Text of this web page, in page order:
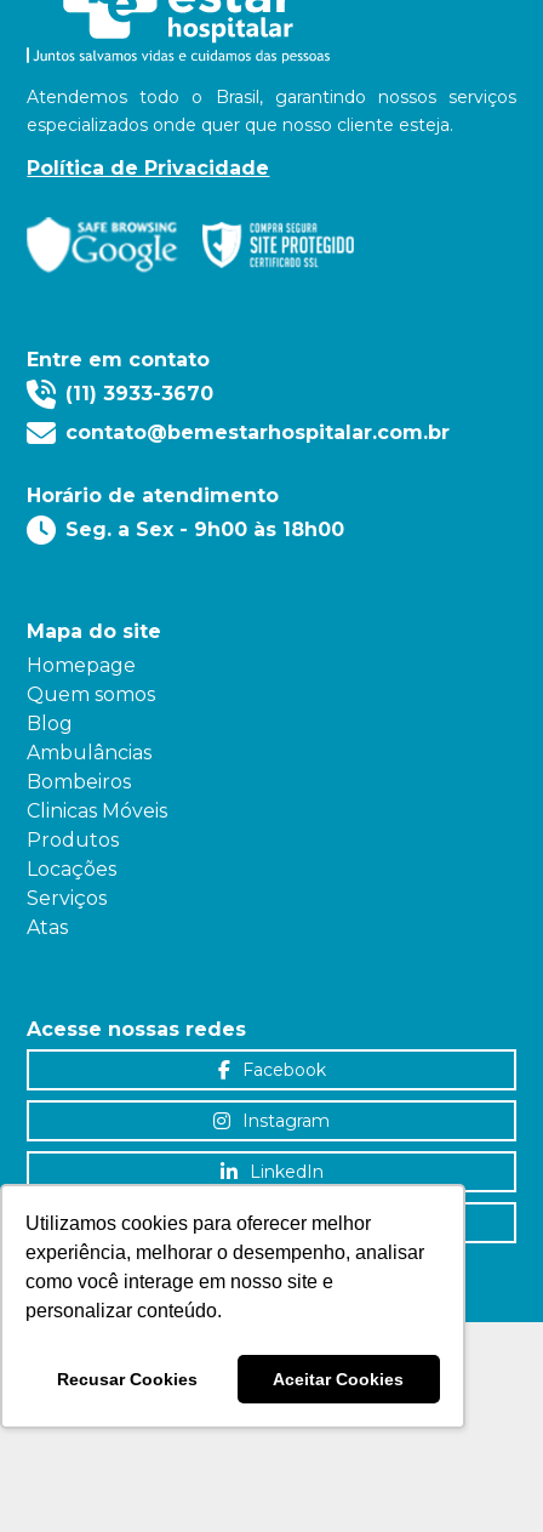
Utilizamos cookies para oferecer melhor
experiência, melhorar o desempenho, analisar
como você interage em nosso site e
personalizar conteúdo.
Recusar Cookies Aceitar Cookies
Atendemos todo o Brasil, garantindo nossos serviços
especializados onde quer que nosso cliente esteja.
Política de Privacidade
Entre em contato
(11) 3933-3670
contato@bemestarhospitalar.com.br
Horário de atendimento
Seg. a Sex - 9h00 às 18h00
Mapa do site
Homepage
Quem somos
Blog
Ambulâncias
Bombeiros
Clinicas Móveis
Produtos
Locações
Serviços
Atas
Acesse nossas redes
Facebook
Instagram
LinkedIn
YouTube